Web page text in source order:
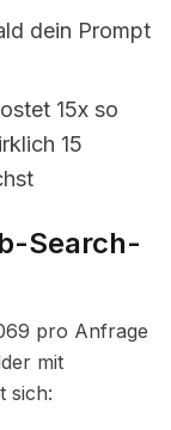
dein Prompt
15x so
15
Search-
pro Anfrage
mit
sich: